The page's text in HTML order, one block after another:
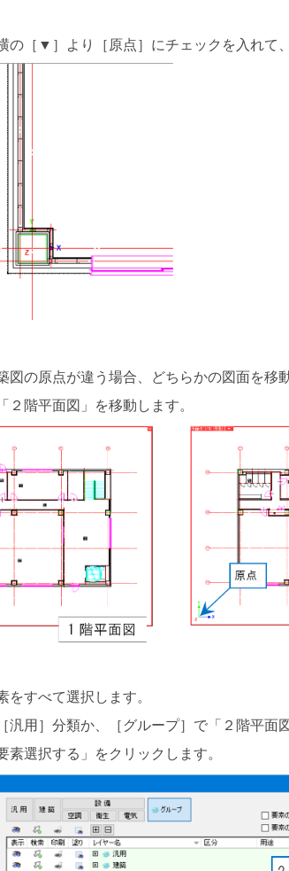
の［▼］より［原点］にチェックを入れて
図の原点が違う場合、どちらかの図面を移
２階平面図」を移動します。
をすべて選択します。
汎用］分類か、［グループ］で「２階平面
素選択する」をクリックします。